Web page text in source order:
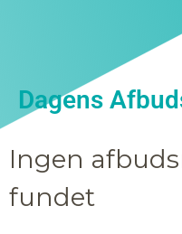
Dagens
Ingen
fundet